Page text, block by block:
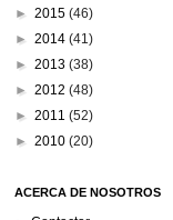
► 2015 (46)
► 2014 (41)
► 2013 (38)
► 2012 (48)
► 2011 (52)
► 2010 (20)
ACERCA DE NOSOTROS